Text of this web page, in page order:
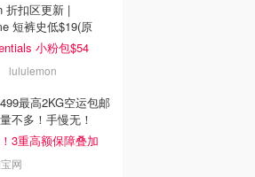
折扣区更新 |
短裤史低$19(原
小粉包$54
lululemon
最高2KG空运包邮
不多！手慢无！
3重高额保障叠加
网